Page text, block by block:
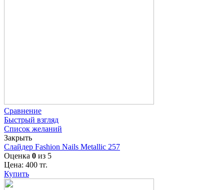
Сравнение
Быстрый взгляд
Список желаний
Закрыть
Слайдер Fashion Nails Metallic 257
Оценка 0 из 5
Цена: 400 тг.
Купить